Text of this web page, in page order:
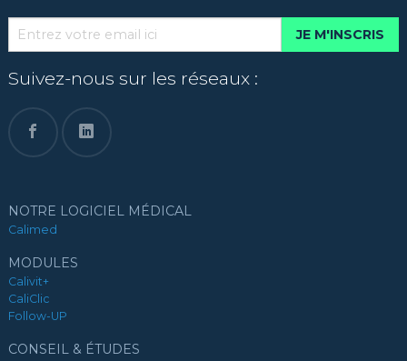
JE M'INSCRIS
Suivez-nous sur les réseaux :
NOTRE LOGICIEL MÉDICAL
Calimed
MODULES
Calivit+
CaliClic
Follow-UP
CONSEIL & ÉTUDES